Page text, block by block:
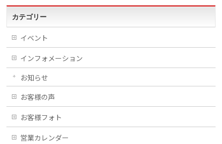
カテゴリー
イベント
インフォメーション
お知らせ
お客様の声
お客様フォト
営業カレンダー